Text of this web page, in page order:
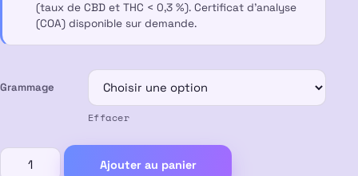
(taux de CBD et THC < 0,3 %). Certificat d’analyse
(COA) disponible sur demande.
Grammage
Effacer
quantité
de
Ajouter au panier